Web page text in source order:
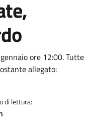
ore 12:00. Tutte
allegato:
di lettura: